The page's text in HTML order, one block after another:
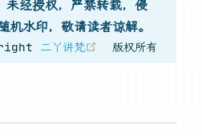
未经授权，严禁转载，侵
机水印，敬请读者谅解。
二丫讲梵 (opens new
版权所有